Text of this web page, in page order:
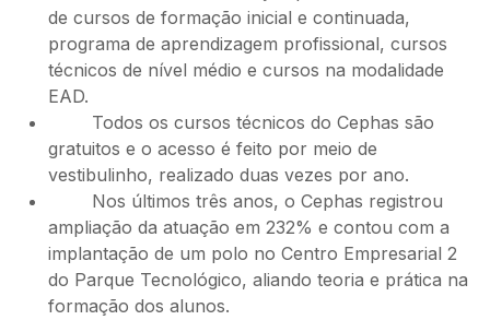
de cursos de formação inicial e continuada,
programa de aprendizagem profissional, cursos
técnicos de nível médio e cursos na modalidade
EAD.
Todos os cursos técnicos do Cephas são
gratuitos e o acesso é feito por meio de
vestibulinho, realizado duas vezes por ano.
Nos últimos três anos, o Cephas registrou
ampliação da atuação em 232% e contou com a
implantação de um polo no Centro Empresarial 2
do Parque Tecnológico, aliando teoria e prática na
formação dos alunos.